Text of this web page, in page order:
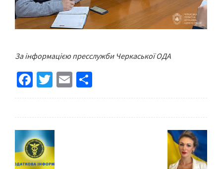
За інформацією пресслужби Черкаської ОДА
Fa
ce
o
o
k
T
wi
er
E
m h